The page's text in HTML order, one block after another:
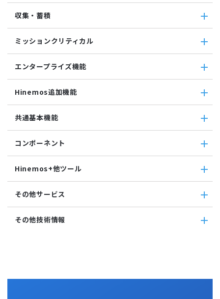
カスタムトラップ監視
カスタム監視
バイナリファイル監視
収集値統合監視
ログ件数監視
システムログ監視
JMX監視
SQL監視
SNMPTRAP監視
SNMP監視
HTTPシナリオ監視
Hinemosエージェント監視
Windowsイベント監視
サービス・ポート監視
リソース監視
プロセス監視
ジョブ機能全般について
コマンドジョブ
ファイル転送ジョブ
参照ジョブ
環境構築機能
実行契機
ファイルチェックジョブ
監視ジョブ
承認ジョブ
収集・蓄積
転送
ダウンロード
検索
蓄積
収集
ミッションクリティカル
ミッションクリティカル（Linux）
ミッションクリティカル（Windows）
エンタープライズ機能
インシデント管理連携ツール
Grafana
ユーティリティ機能
レポーティング
ノードマップ
Hinemos追加機能
Hinemosインシデントダッシュボード
メッセージフィルタ
Hinemosセキュリティオプション
共通基本機能
セルフチェック
メンテナンス
通知
アカウント
カレンダ
コンポーネント
Hinemosエージェント
Hinemosクライアント
Hinemosマネージャ
Hinemos+他ツール
google apps
teams
slack
その他サービス
CloudGate UNO
その他技術情報